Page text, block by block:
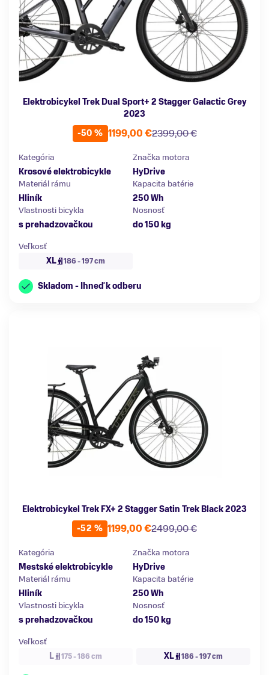
Elektrobicykel Trek Dual Sport+ 2 Stagger Galactic Grey
2023
-50 %
2399,00 €
1199,00 €
Kategória
Krosové elektrobicykle
Značka motora
HyDrive
Materiál rámu
Hliník
Kapacita batérie
250 Wh
Vlastnosti bicykla
s prehadzovačkou
Nosnosť
do 150 kg
Veľkosť
XL
186 - 197 cm
Skladom - Ihneď k odberu
Elektrobicykel Trek FX+ 2 Stagger Satin Trek Black 2023
-52 %
2499,00 €
1199,00 €
Kategória
Mestské elektrobicykle
Značka motora
HyDrive
Materiál rámu
Hliník
Kapacita batérie
250 Wh
Vlastnosti bicykla
s prehadzovačkou
Nosnosť
do 150 kg
Veľkosť
L
175 - 186 cm XL 186 - 197 cm